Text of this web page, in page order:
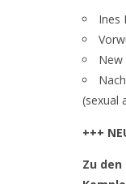
Ines
New
(sexual
+++
Zu